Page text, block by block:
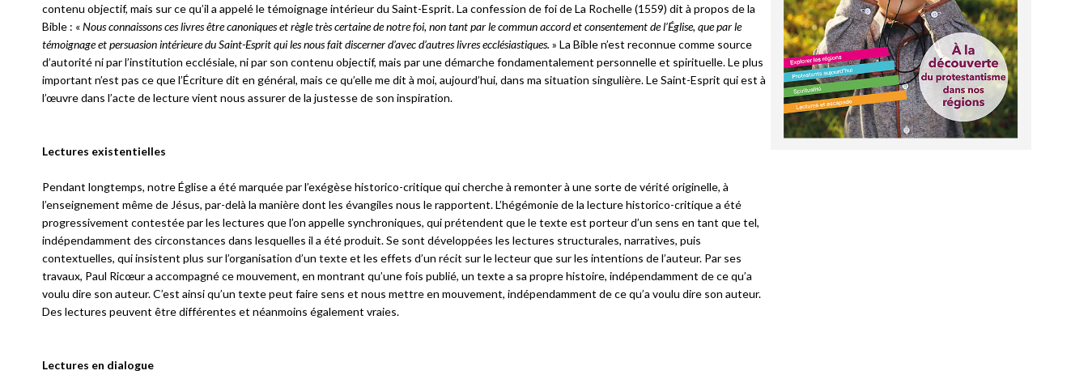
contenu objectif, mais sur ce qu’il a appelé le témoignage intérieur du Saint-Esprit. La confession de foi de La Rochelle (1559) dit à propos de la
Bible : «Nous connaissons ces livres être canoniques et règle très certaine de notre foi, non tant par le commun accord et consentement de l’Église, que par le
témoignage et persuasion intérieure du Saint-Esprit qui les nous fait discerner d’avec d’autres livres ecclésiastiques. » La Bible n’est reconnue comme source
d’autorité ni par l’institution ecclésiale, ni par son contenu objectif, mais par une démarche fondamentalement personnelle et spirituelle. Le plus
important n’est pas ce que l’Écriture dit en général, mais ce qu’elle me dit à moi, aujourd’hui, dans ma situation singulière. Le Saint-Esprit qui est à
l’œuvre dans l’acte de lecture vient nous assurer de la justesse de son inspiration.
Lectures existentielles
Pendant longtemps, notre Église a été marquée par l’exégèse historico-critique qui cherche à remonter à une sorte de vérité originelle, à
l’enseignement même de Jésus, par-delà la manière dont les évangiles nous le rapportent. L’hégémonie de la lecture historico-critique a été
progressivement contestée par les lectures que l’on appelle synchroniques, qui prétendent que le texte est porteur d’un sens en tant que tel,
indépendamment des circonstances dans lesquelles il a été produit. Se sont développées les lectures structurales, narratives, puis
contextuelles, qui insistent plus sur l’organisation d’un texte et les effets d’un récit sur le lecteur que sur les intentions de l’auteur. Par ses
travaux, Paul Ricœur a accompagné ce mouvement, en montrant qu’une fois publié, un texte a sa propre histoire, indépendamment de ce qu’a
voulu dire son auteur. C’est ainsi qu’un texte peut faire sens et nous mettre en mouvement, indépendamment de ce qu’a voulu dire son auteur.
Des lectures peuvent être différentes et néanmoins également vraies.
Lectures en dialogue